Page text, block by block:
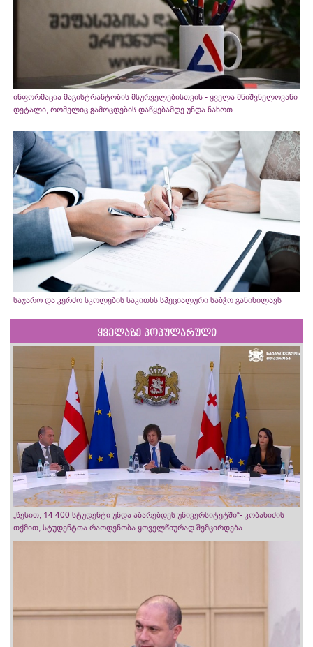
ინფორმაცია მაგისტრანტობის მსურველებისთვის - ყველა მნიშვნელოვანი
დეტალი, რომელიც გამოცდების დაწყებამდე უნდა ნახოთ
საჯარო და კერძო სკოლების საკითხს სპეციალური საბჭო განიხილავს
ყველაზე პოპულარული
„წესით, 14 400 სტუდენტი უნდა აბარებდეს უნივერსიტეტში“- კობახიძის
თქმით, სტუდენტთა რაოდენობა ყოველწიურად შემცირდება